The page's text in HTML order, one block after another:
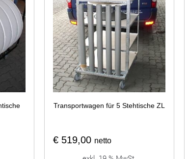
Transportwagen für 5 Stehtische ZL
€ 519,00 netto